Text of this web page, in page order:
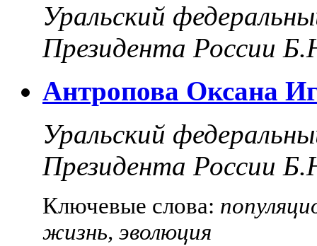
Уральский
Президента России
Антропова Оксана
Уральский
Президента России
Ключевые слова:
жизнь, эволюция